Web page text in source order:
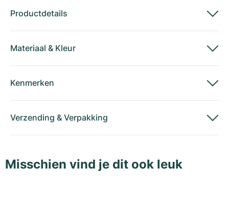
Productdetails
Materiaal & Kleur
Kenmerken
Verzending & Verpakking
Misschien vind je dit ook leuk